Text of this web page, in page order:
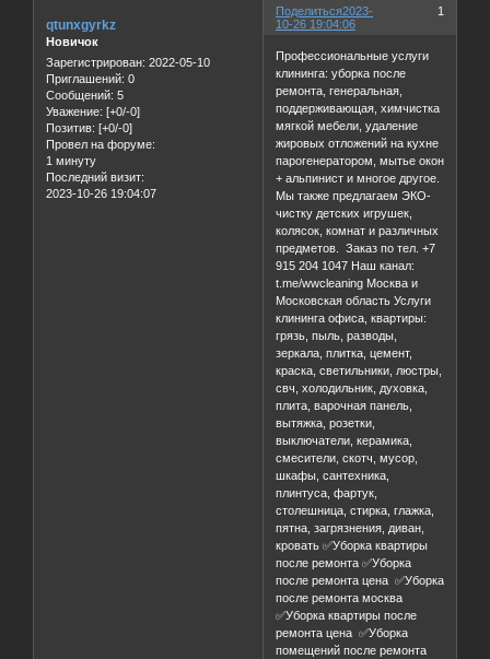
Поделиться 1
2023-
10-26 19:04:06
qtunxgyrkz
Новичок
Зарегистрирован: 2022-05-10
Приглашений: 0
Сообщений: 5
Уважение: [+0/-0]
Позитив: [+0/-0]
Провел на форуме:
1 минуту
Последний визит:
2023-10-26 19:04:07
Профессиональные услуги
клининга: уборка после
ремонта, генеральная,
поддерживающая, химчистка
мягкой мебели, удаление
жировых отложений на кухне
парогенератором, мытье окон
+ альпинист и многое другое.
Мы также предлагаем ЭКО-
чистку детских игрушек,
колясок, комнат и различных
предметов. Заказ по тел. +7
915 204 1047 Наш канал:
t.me/wwcleaning Москва и
Московская область Услуги
клининга офиса, квартиры:
грязь, пыль, разводы,
зеркала, плитка, цемент,
краска, светильники, люстры,
свч, холодильник, духовка,
плита, варочная панель,
вытяжка, розетки,
выключатели, керамика,
смесители, скотч, мусор,
шкафы, сантехника,
плинтуса, фартук,
столешница, стирка, глажка,
пятна, загрязнения, диван,
кровать ✅Уборка квартиры
после ремонта ✅Уборка
после ремонта цена ✅Уборка
после ремонта москва
✅Уборка квартиры после
ремонта цена ✅Уборка
помещений после ремонта